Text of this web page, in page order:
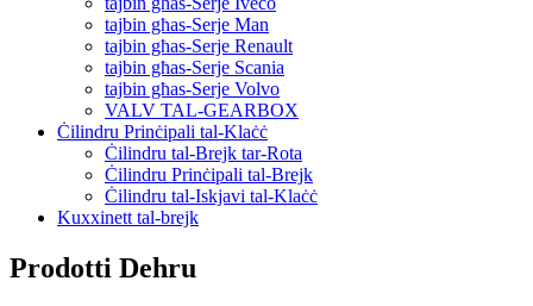
tajbin għas-Serje Man
tajbin għas-Serje Renault
tajbin għas-Serje Scania
tajbin għas-Serje Volvo
VALV TAL-GEARBOX
Ċilindru Prinċipali tal-Klaċċ
Ċilindru tal-Brejk tar-Rota
Ċilindru Prinċipali tal-Brejk
Ċilindru tal-Iskjavi tal-Klaċċ
Kuxxinett tal-brejk
Prodotti Dehru